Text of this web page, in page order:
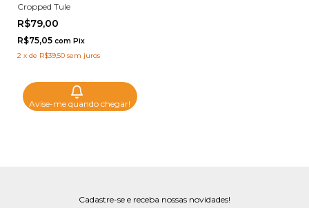
Cropped Tule
R$79,00
R$75,05 com Pix
2 x de R$39,50 sem juros
Avise-me quando chegar!
Cadastre-se e receba nossas novidades!